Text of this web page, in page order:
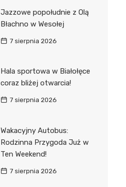
Jazzowe popołudnie z Olą
Błachno w Wesołej
7 sierpnia 2026
Hala sportowa w Białołęce
coraz bliżej otwarcia!
7 sierpnia 2026
Wakacyjny Autobus:
Rodzinna Przygoda Już w
Ten Weekend!
7 sierpnia 2026